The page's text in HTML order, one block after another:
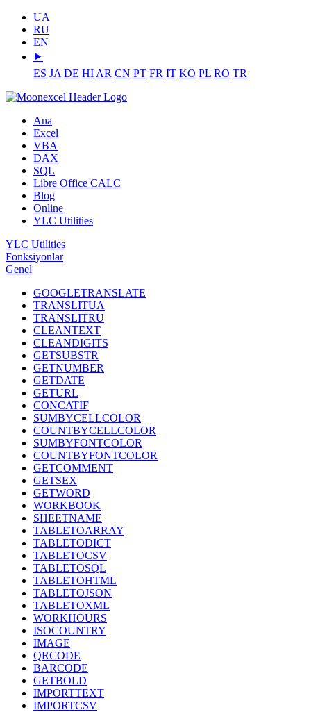
UA
RU
EN
⯈
ES JA DE HI AR CN PT FR IT KO PL RO TR
Ana
Excel
VBA
DAX
SQL
Libre Office CALC
Blog
Online
YLC Utilities
YLC Utilities
Fonksiyonlar
Genel
GOOGLETRANSLATE
TRANSLITUA
TRANSLITRU
CLEANTEXT
CLEANDIGITS
GETSUBSTR
GETNUMBER
GETDATE
GETURL
CONCATIF
SUMBYCELLCOLOR
COUNTBYCELLCOLOR
SUMBYFONTCOLOR
COUNTBYFONTCOLOR
GETCOMMENT
GETSEX
GETWORD
WORKBOOK
SHEETNAME
TABLETOARRAY
TABLETODICT
TABLETOCSV
TABLETOSQL
TABLETOHTML
TABLETOJSON
TABLETOXML
WORKHOURS
ISOCOUNTRY
IMAGE
QRCODE
BARCODE
GETBOLD
IMPORTTEXT
IMPORTCSV